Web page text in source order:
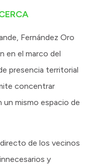
Fernández Oro
en el marco del
presencia territorial
concentrar
mismo espacio de
de los vecinos
y